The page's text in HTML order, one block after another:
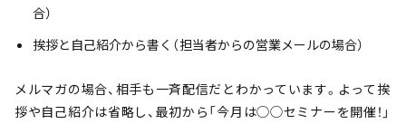
合）
挨拶と自己紹介から書く（担当者からの営業メールの場合）
メルマガの場合、相手も一斉配信だとわかっています。よって挨
拶や自己紹介は省略し、最初から「今月は◯◯セミナーを開催！」